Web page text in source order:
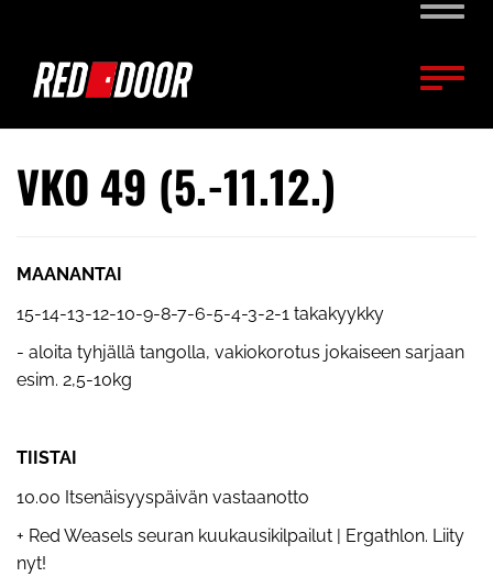
VKO 49 (5.-11.12.)
MAANANTAI
15-14-13-12-10-9-8-7-6-5-4-3-2-1 takakyykky
- aloita tyhjällä tangolla, vakiokorotus jokaiseen sarjaan
esim. 2,5-10kg
TIISTAI
10.00 Itsenäisyyspäivän vastaanotto
+ Red Weasels seuran kuukausikilpailut | Ergathlon. Liity
nyt!